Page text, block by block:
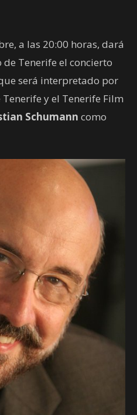
a las 20:00 horas, dará
Tenerife el concierto
será interpretado por
y el Tenerife Film
Schumann como